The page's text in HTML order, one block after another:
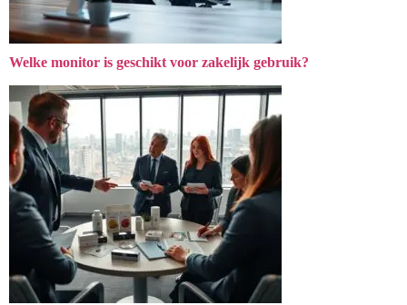
Welke monitor is geschikt voor zakelijk gebruik?